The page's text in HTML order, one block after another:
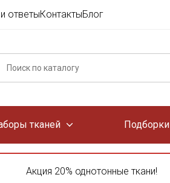
ответыКонтактыБлог
тканей Подборки
Акция 20% однотонные ткани!